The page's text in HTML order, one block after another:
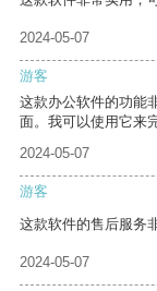
2024-05-07
游客
这款办公软件的功能
面。我可以使用它来
2024-05-07
游客
这款软件的售后服务
2024-05-07